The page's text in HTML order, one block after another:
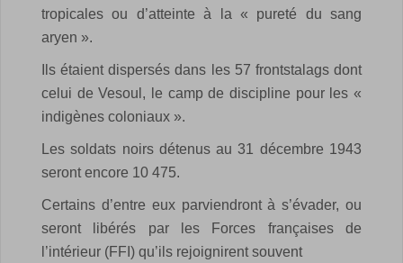
tropicales ou d’atteinte à la « pureté du sang
aryen ».
Ils étaient dispersés dans les 57 frontstalags dont
celui de Vesoul, le camp de discipline pour les «
indigènes coloniaux ».
Les soldats noirs détenus au 31 décembre 1943
seront encore 10 475.
Certains d’entre eux parviendront à s’évader, ou
seront libérés par les Forces françaises de
l’intérieur (FFI) qu’ils rejoignirent souvent